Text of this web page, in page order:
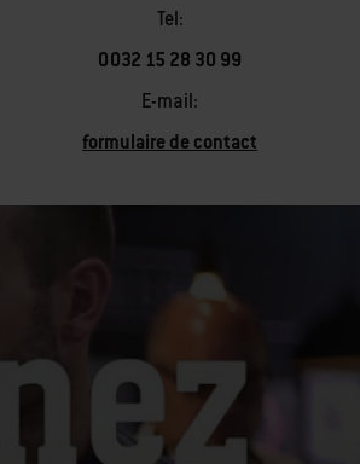
Tel:
0032 15 28 30 99
E-mail:
formulaire de contact